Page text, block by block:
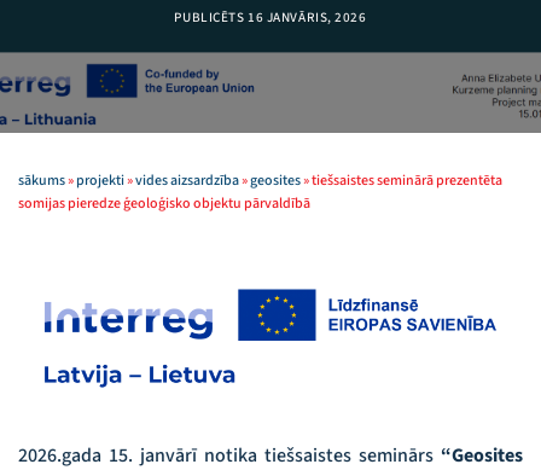
PUBLICĒTS16 JANVĀRIS, 2026
sākums»projekti»vides aizsardzība»geosites»tiešsaistes seminārā prezentēta
somijas pieredze ģeoloģisko objektu pārvaldībā
2026.gada 15. janvārī notika tiešsaistes seminārs “Geosites